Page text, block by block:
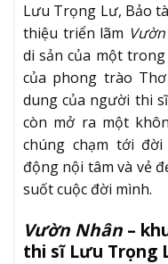
Lưu Trọng Lư, Bảo
thiệu triển lãm
di sản của một
của phong trào
dung của người thi
còn mở ra một
chúng chạm tới
động nội tâm và vẻ
suốt cuộc đời mình.
Vườn Nhân –
thi sĩ Lưu Trọng